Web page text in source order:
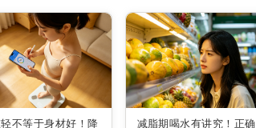
不等于身材好！降
减脂期喝水有讲究！正确